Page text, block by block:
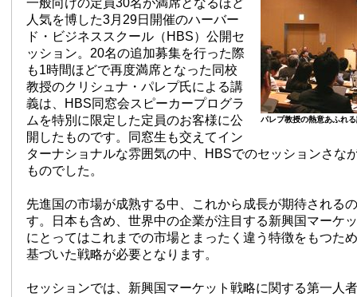
パレプ教授の熱意あふれ
一般向けの定員30名が満席となるほど
人気を博した3月29日開催のハーバー
ド・ビジネススクール（HBS）公開セ
ッション。20名の追加募集を行った際
も1時間ほどで再度満席となった同校
教授のクリシュナ・パレプ氏による講
義は、HBS同窓会スピーカープログラ
ムを特別に限定した定員のお客様に公
開したものです。同窓生も交えてイン
ターナショナルな雰囲気の中、HBSでのセッションさな
ものでした。
先進国の市場が成熟する中、これから成長が期待される
す。日本も含め、世界中の企業が注目する新興国マーケ
にとってはこれまでの市場とまったく違う特徴をもつた
基づいた戦略が必要となります。
セッションでは、新興国マーケット戦略に関する第一人